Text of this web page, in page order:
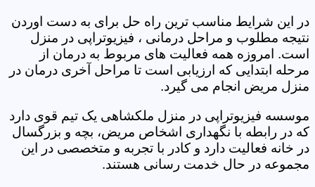
در این شرایط مناسب ترین راه حل برای به دست اوردن
نتیجه مطلوب و مراحل درمانی ، فیزیوتراپی در منزل
است. امروزه همه فعالیت های مربوط به درمان از
مرحله ابتدایی که ارزیابی است تا مراحل آخری درمان در
منزل مریض انجام می گیرد.
موسسه فیزیوتراپی در منزل ملکشاهی یک تیم قوی دارد
که در رابطه با نگهداری اشخاص مریض، بچه و بزرگسال
در خانه فعالیت دارد و کادر با تجربه و متخصصی در این
مجموعه در حال خدمت رسانی هستند.